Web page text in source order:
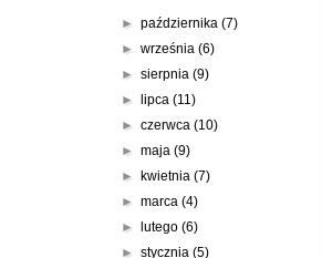
► października (7)
► września (6)
► sierpnia (9)
► lipca (11)
► czerwca (10)
► maja (9)
► kwietnia (7)
► marca (4)
► lutego (6)
► stycznia (5)